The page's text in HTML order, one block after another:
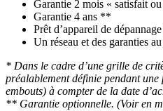
Garantie 2 mois « satisfait
Garantie 4 ans **
Prêt d’appareil de
Un réseau et des garanties
* Dans le cadre d’une grille de
préalablement définie pendant une
embouts) à compter de la date
** Garantie optionnelle. (Voir en